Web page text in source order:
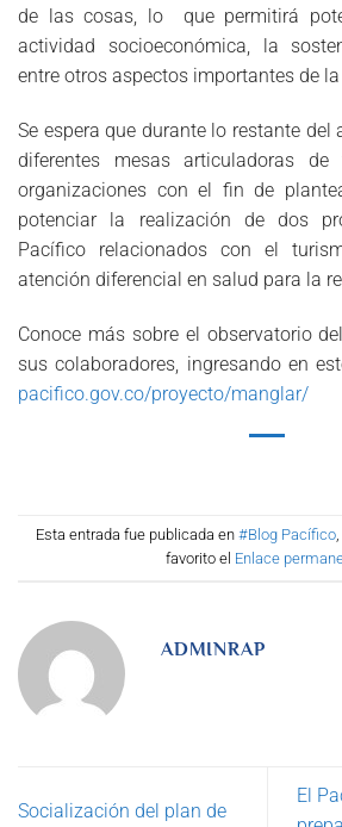
de las cosas, lo que permitirá
actividad socioeconómica, la
entre otros aspectos importantes de
Se espera que durante lo restante del
diferentes mesas articuladoras
organizaciones con el fin de
potenciar la realización de dos
Pacífico relacionados con el
atención diferencial en salud para la
Conoce más sobre el observatorio
sus colaboradores, ingresando en
pacifico.gov.co/proyecto/manglar/
Esta entrada fue publicada en #Blog Pacífico,
favorito el Enlace
ADMINRAP
Socialización del plan de
El